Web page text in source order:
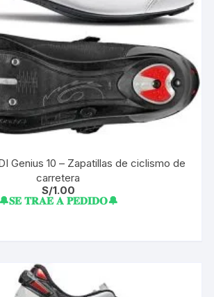
Genius 10 – Zapatillas de ciclismo de
carretera
S/1.00
🔔𝐒𝐄 𝐓𝐑𝐀𝐄 𝐀 𝐏𝐄𝐃𝐈𝐃𝐎🔔